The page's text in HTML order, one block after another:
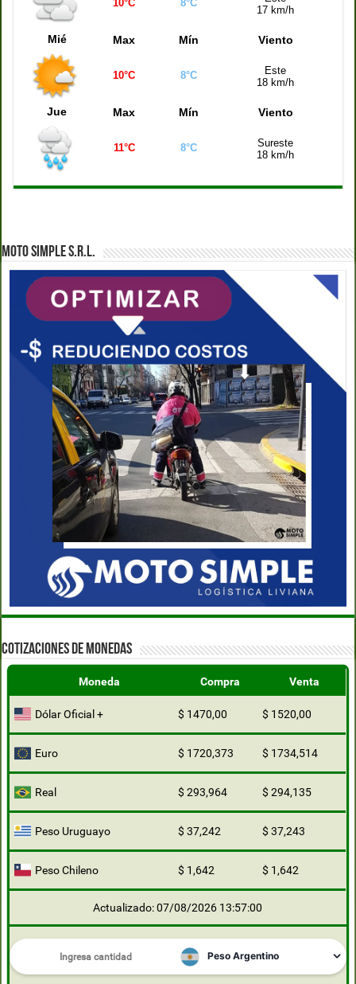
Quiniela Montevideo (21:00 hs)
10°C 8°C
17 km/h
Mié Max Mín Viento
10°C 8°C
Este
18 km/h
Jue Max Mín Viento
11°C 8°C
Sureste
18 km/h
MOTO SIMPLE S.R.L.
COTIZACIONES DE MONEDAS
Moneda Compra Venta
Dólar Oficial + $ 1470,00 $ 1520,00
Euro $ 1720,373 $ 1734,514
Real $ 293,964 $ 294,135
Peso Uruguayo $ 37,242 $ 37,243
Peso Chileno $ 1,642 $ 1,642
Actualizado: 07/08/2026 13:57:00